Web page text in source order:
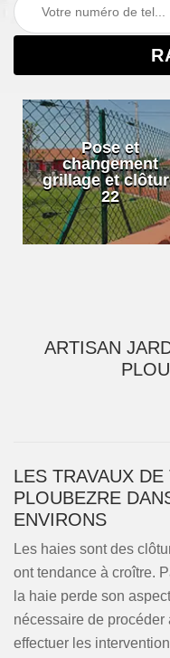
Pose et
changement
grillage et
22
ARTISAN
LES TRAVAUX
PLOUBEZRE
ENVIRONS
Les haies sont des
ont tendance à croître.
la haie perde son
nécessaire de
effectuer les